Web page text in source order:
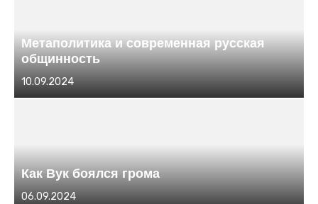
Метаполитика и современная русская
общинность
Размещено
в
10.09.2024
Как Вук боялся грома
Размещено
06.09.2024